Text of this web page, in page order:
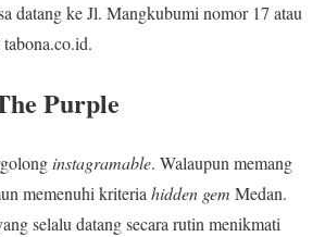
datang ke Jl. Mangkubumi nomor 17 atau
Purple
instagramable. Walaupun memang
memenuhi kriteriahidden gem Medan.
selalu datang secara rutin menikmati